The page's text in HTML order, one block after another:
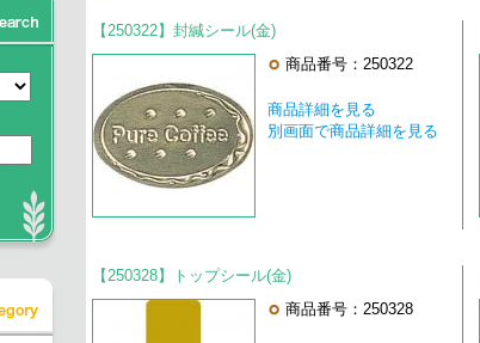
【250322】封緘シール(金)
商品番号：250322
商品詳細を見る
別画面で商品詳細を見る
【250328】トップシール(金)
商品番号：250328